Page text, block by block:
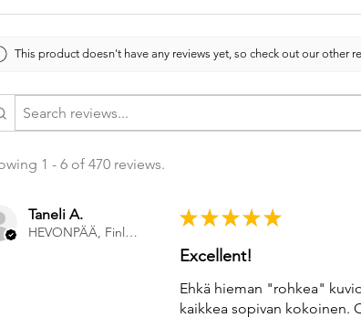
This product doesn't have any reviews yet, so check out our other
1 - 6 of 470 reviews.
Taneli A.
HEVONPÄÄ, Finland
★ ★ ★ ★ ★
Excellent!
Ehkä hieman "rohkea"
kaikkea sopivan kokoinen.